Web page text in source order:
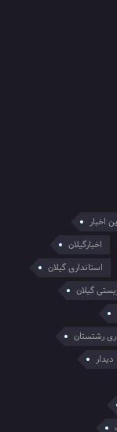
اخبار
اخبارگیلان
استانداری گیلان
گیلان
رشتستان
دیدار